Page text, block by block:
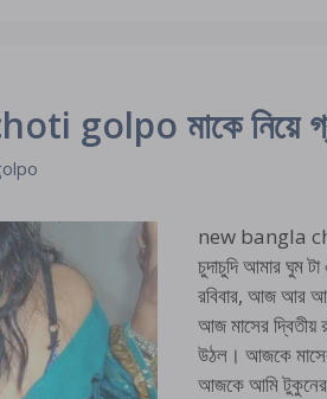
golpo মাকে নিয়ে গ্রুপ
new bangla
চুদাচুদি আমার ঘুম
রবিবার, আজ আর
আজ মাসের দ্বিতীয়
উঠল। আজকে মাসের
আজকে আমি টুকুনের